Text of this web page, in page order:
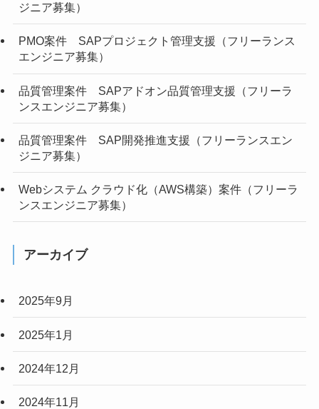
ジニア募集）
PMO案件 SAPプロジェクト管理支援（フリーランス
エンジニア募集）
品質管理案件 SAPアドオン品質管理支援（フリーラ
ンスエンジニア募集）
品質管理案件 SAP開発推進支援（フリーランスエン
ジニア募集）
Webシステム クラウド化（AWS構築）案件（フリーラ
ンスエンジニア募集）
アーカイブ
2025年9月
2025年1月
2024年12月
2024年11月